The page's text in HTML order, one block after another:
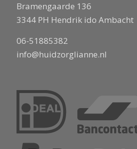
Bramengaarde 136
3344 PH Hendrik ido Ambacht
06-51885382
info@huidzorglianne.nl